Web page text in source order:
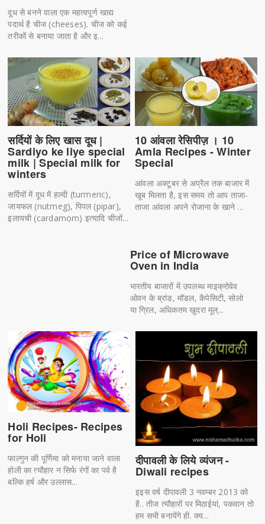
दूध से बनने वाला एक महत्वपूर्ण खाद्य
पदार्थ है चीज (cheeses). चीज को कई
तरीकों से बनाया जाता है और इ...
10 आंवला रेसिपीज़ । 10
Amla Recipes - Winter
Special
आंवला अक्टूबर से अप्रैल तक बाजार में
खूब मिलता है, इस समय तो आप ताजा-
ताजा आंवला अपने रोजाना के खाने ...
सर्दियों के लिए खास दूध |
Sardiyo ke liye special
milk | Special milk for
winters
सर्दियों में दूध में हल्दी (turmeric),
जायफल (nutmeg), पिपल (pipar),
इलायची (cardamom) इत्यादि चीजों...
Price of Microwave
Oven in India
भारतीय बाजारों में उपलब्ध माइक्रोवेव
ओवन के ब्रांड, मॉडल, कैपेसिटी, सोलो
या ग्रिल, अधिकतम खुदरा मूल्...
Holi Recipes- Recipes
for Holi
फाल्गुन की पूर्णिमा को मनाया जाने वाला
होली का त्यौहार न सिर्फ रंगों का पर्व है
बल्कि हर्ष और उल्लास...
दीपावली के लिये व्यंजन -
Diwali recipes
इइस वर्ष दीपावली 3 नवम्बर 2013 को
है.. तीज त्यौहारों पर मिठाईयां, पकवान तो
हम सभी बनायेंगे ही. क्य...